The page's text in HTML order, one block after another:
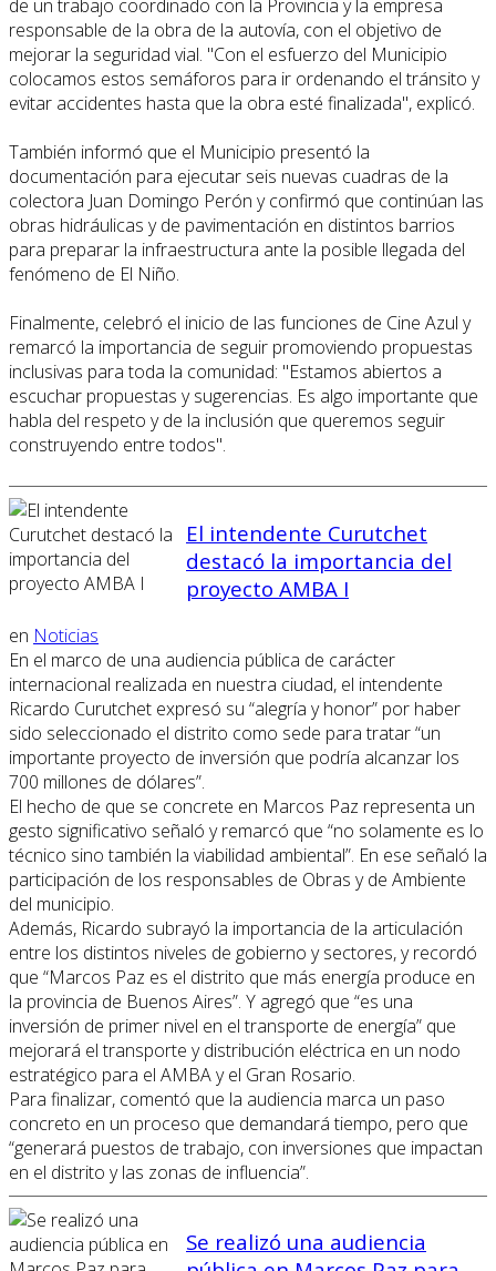
de un trabajo coordinado con la Provincia y la empresa
responsable de la obra de la autovía, con el objetivo de
mejorar la seguridad vial. "Con el esfuerzo del Municipio
colocamos estos semáforos para ir ordenando el tránsito y
evitar accidentes hasta que la obra esté finalizada", explicó.
También informó que el Municipio presentó la
documentación para ejecutar seis nuevas cuadras de la
colectora Juan Domingo Perón y confirmó que continúan las
obras hidráulicas y de pavimentación en distintos barrios
para preparar la infraestructura ante la posible llegada del
fenómeno de El Niño.
Finalmente, celebró el inicio de las funciones de Cine Azul y
remarcó la importancia de seguir promoviendo propuestas
inclusivas para toda la comunidad: "Estamos abiertos a
escuchar propuestas y sugerencias. Es algo importante que
habla del respeto y de la inclusión que queremos seguir
construyendo entre todos".
El intendente Curutchet
destacó la importancia del
proyecto AMBA I
en Noticias
En el marco de una audiencia pública de carácter
internacional realizada en nuestra ciudad, el intendente
Ricardo Curutchet expresó su “alegría y honor” por haber
sido seleccionado el distrito como sede para tratar “un
importante proyecto de inversión que podría alcanzar los
700 millones de dólares”.
El hecho de que se concrete en Marcos Paz representa un
gesto significativo señaló y remarcó que “no solamente es lo
técnico sino también la viabilidad ambiental”. En ese señaló la
participación de los responsables de Obras y de Ambiente
del municipio.
Además, Ricardo subrayó la importancia de la articulación
entre los distintos niveles de gobierno y sectores, y recordó
que “Marcos Paz es el distrito que más energía produce en
la provincia de Buenos Aires”. Y agregó que “es una
inversión de primer nivel en el transporte de energía” que
mejorará el transporte y distribución eléctrica en un nodo
estratégico para el AMBA y el Gran Rosario.
Para finalizar, comentó que la audiencia marca un paso
concreto en un proceso que demandará tiempo, pero que
“generará puestos de trabajo, con inversiones que impactan
en el distrito y las zonas de influencia”.
Se realizó una audiencia